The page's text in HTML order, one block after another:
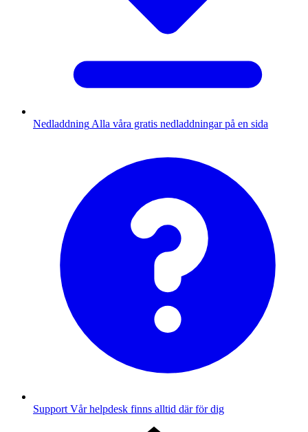
Nedladdning Alla våra gratis nedladdningar på en sida
Support Vår helpdesk finns alltid där för dig